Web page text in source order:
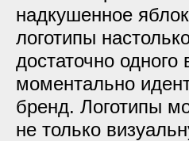
надкушенное
логотипы
достаточно одного
моментально
бренд. Логотипы
не только